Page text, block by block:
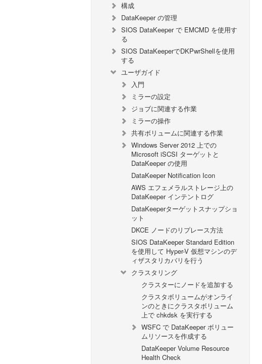
構成
DataKeeper の管理
SIOS DataKeeper で EMCMD を使用す
る
SIOS DataKeeperでDKPwrShellを使用
する
ユーザガイド
入門
ミラーの設定
ジョブに関連する作業
ミラーの操作
共有ボリュームに関連する作業
Windows Server 2012 上での
Microsoft iSCSI ターゲットと
DataKeeper の使用
DataKeeper Notification Icon
AWS エフェメラルストレージ上の
DataKeeper インテントログ
DataKeeperターゲットスナップショ
ット
DKCE ノードのリプレース方法
SIOS DataKeeper Standard Edition
を使用して Hyper-V 仮想マシンのデ
ィザスタリカバリを行う
クラスタリング
クラスターにノードを追加する
クラスタボリュームがオンライ
ンのときにクラスタボリューム
上で chkdsk を実行する
WSFC で DataKeeper ボリュー
ムリソースを作成する
DataKeeper Volume Resource
Health Check